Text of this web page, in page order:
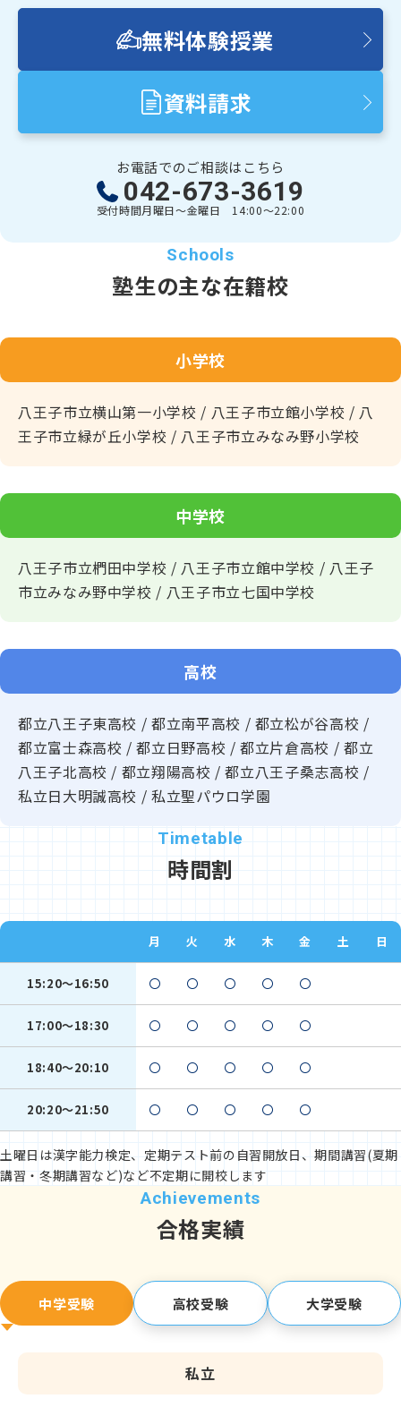
無料体験授業
資料請求
お電話でのご相談はこちら
042-673-3619
受付時間月曜日～金曜日 14:00～22:00
塾生の主な在籍校
小学校
八王子市立横山第一小学校 / 八王子市立館小学校 / 八
王子市立緑が丘小学校 / 八王子市立みなみ野小学校
中学校
八王子市立椚田中学校 / 八王子市立館中学校 / 八王子
市立みなみ野中学校 / 八王子市立七国中学校
高校
都立八王子東高校 / 都立南平高校 / 都立松が谷高校 /
都立富士森高校 / 都立日野高校 / 都立片倉高校 / 都立
八王子北高校 / 都立翔陽高校 / 都立八王子桑志高校 /
私立日大明誠高校 / 私立聖パウロ学園
時間割
月 火 水 木 金 土 日
15:20～16:50 〇 〇 〇 〇 〇
17:00～18:30 〇 〇 〇 〇 〇
18:40～20:10 〇 〇 〇 〇 〇
20:20～21:50 〇 〇 〇 〇 〇
土曜日は漢字能力検定、定期テスト前の自習開放日、期間講習(夏期
講習・冬期講習など)など不定期に開校します
合格実績
中学受験 高校受験 大学受験
私立